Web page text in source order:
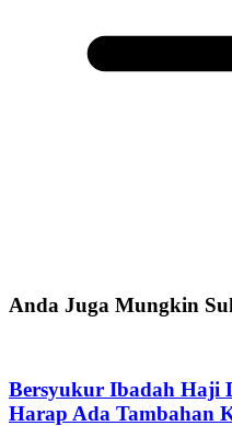
Anda Juga Mungkin
Bersyukur Ibadah Haji
Harap Ada Tambahan